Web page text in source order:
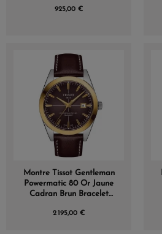
925,00 €
Montre Tissot Gentleman
Powermatic 80 Or Jaune
Cadran Brun Bracelet
2 195,00 €